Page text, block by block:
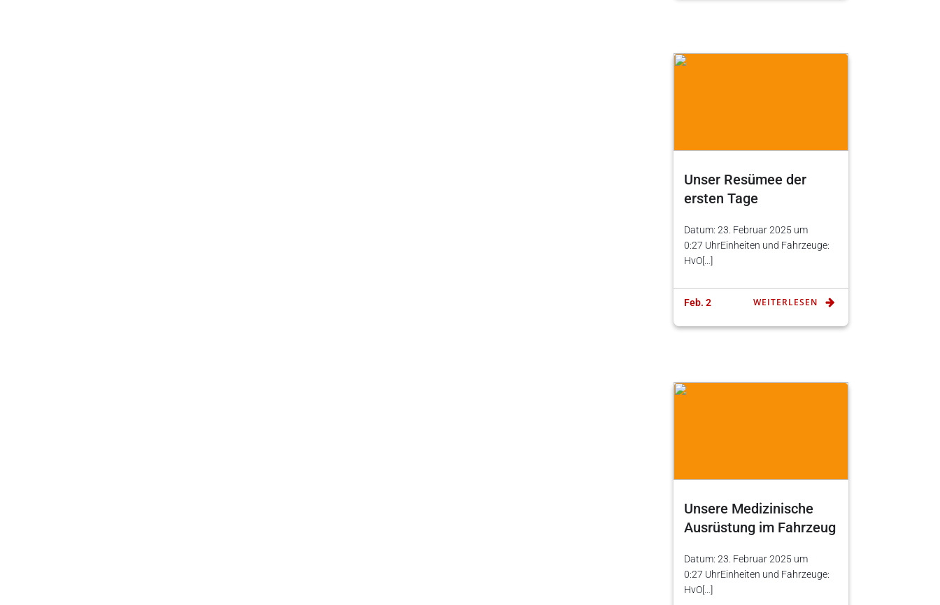
Unser Resümee der
ersten Tage
Datum: 23. Februar 2025 um
0:27 UhrEinheiten und Fahrzeuge:
HvO[…]
Feb. 2 WEITERLESEN
Unsere Medizinische
Ausrüstung im Fahrzeug
Datum: 23. Februar 2025 um
0:27 UhrEinheiten und Fahrzeuge:
HvO[…]